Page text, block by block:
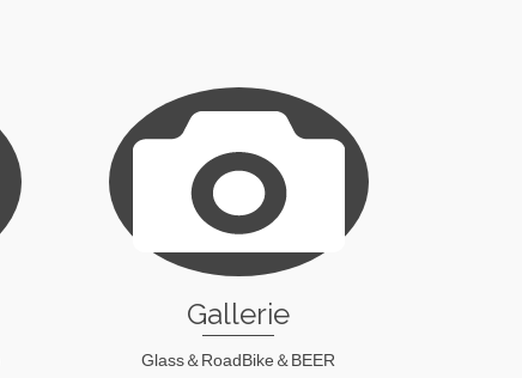
Gallerie
Glass＆RoadBike＆BEER